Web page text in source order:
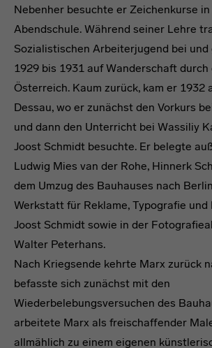
Nebenher besuchte er Zeichenkurse
Abendschule. Während seiner Lehre
Sozialistischen Arbeiterjugend bei und
1929 bis 1931 auf Wanderschaft durch
Österreich. Kaum zurück, kam er 1932
Dessau, wo er zunächst den Vorkurs
und dann den Unterricht bei Wassiliy
Joost Schmidt besuchte. Er belegte
Ludwig Mies van der Rohe, Hinnerk
dem Umzug des Bauhauses nach
Werkstatt für Reklame, Typografie und
Joost Schmidt sowie in der
Walter Peterhans.
Nach Kriegsende kehrte Marx zurück
befasste sich zunächst mit den
Wiederbelebungsversuchen des
arbeitete Marx als freischaffender
allmählich zu einem eigenen